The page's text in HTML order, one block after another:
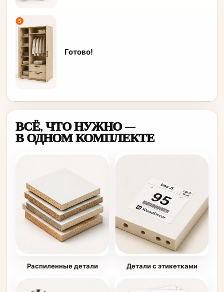
Готово!
ВСЁ, ЧТО НУЖНО —
В ОДНОМ КОМПЛЕКТЕ
Распиленные детали Детали с этикетками